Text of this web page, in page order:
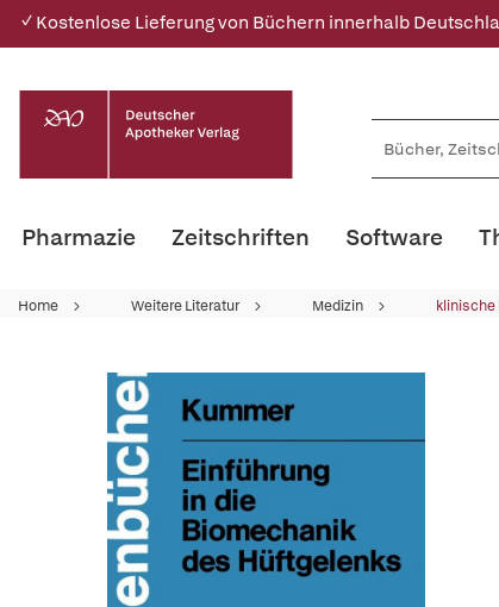
✓ Kostenlose Lieferung von Büchern innerhalb
Pharmazie Zeitschriften Software
Home Weitere Literatur Medizin klinische